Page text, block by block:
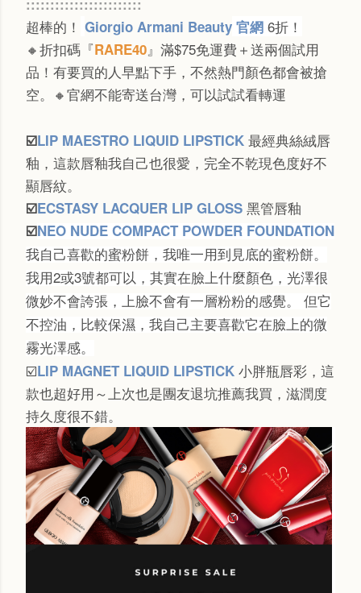
::::::::::::::::::::::::
超棒的！ Giorgio Armani Beauty 官網 6折！
🔸折扣碼『RARE40』滿$75免運費＋送兩個試用
品！有要買的人早點下手，不然熱門顏色都會被搶
空。🔸官網不能寄送台灣，可以試試看轉運
☑️LIP MAESTRO LIQUID LIPSTICK 最經典絲絨唇
釉，這款唇釉我自己也很愛，完全不乾現色度好不
顯唇紋。
☑️ECSTASY LACQUER LIP GLOSS 黑管唇釉
☑️NEO NUDE COMPACT POWDER FOUNDATION
我自己喜歡的蜜粉餅，我唯一用到見底的蜜粉餅。
我用2或3號都可以，其實在臉上什麼顏色，光澤很
微妙不會誇張，上臉不會有一層粉粉的感覺。 但它
不控油，比較保濕，我自己主要喜歡它在臉上的微
霧光澤感。
☑️LIP MAGNET LIQUID LIPSTICK 小胖瓶唇彩，這
款也超好用～上次也是團友退坑推薦我買，滋潤度
持久度很不錯。